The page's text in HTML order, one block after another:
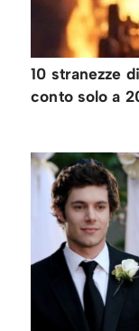
10 stranezze
conto solo a